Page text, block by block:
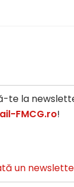
te la
FMCG.ro!
un